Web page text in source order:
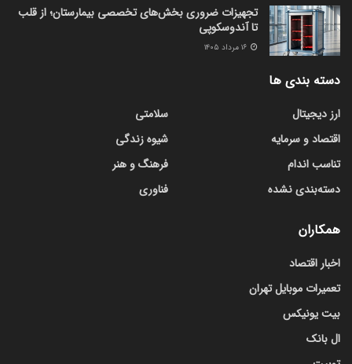
تجهیزات ضروری بخش‌های تخصصی بیمارستان؛ از قلب
تا آندوسکوپی
دسته بندی ها
ارز دیجیتال
اقتصاد و سرمایه
تناسب اندام
دسته‌بندی نشده
سلامتی
شیوه زندگی
فرهنگ و هنر
فناوری
همکاران
اخبار اقتصاد
تعمیرات موبایل تهران
بیت یونیکس
ال بانک